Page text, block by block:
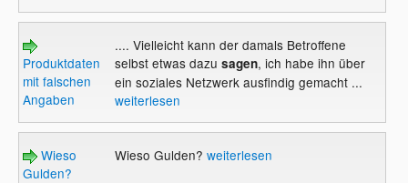
Produktdaten
mit falschen
Angaben
.... Vielleicht kann der damals Betroffene
selbst etwas dazu sagen, ich habe ihn über
ein soziales Netzwerk ausfindig gemacht ...
weiterlesen
Wieso
Gulden?
Wieso Gulden? weiterlesen